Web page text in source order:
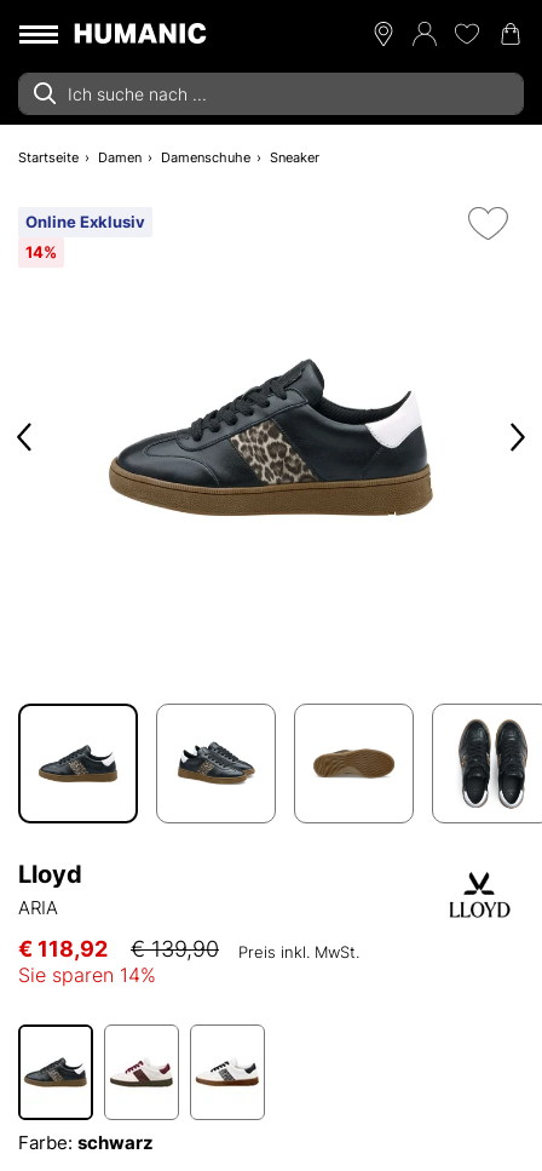
Startseite Damen Damenschuhe Sneaker
Online Exklusiv
14%
Lloyd
ARIA
€ 118,92 € 139,90 Preis inkl. MwSt.
Sie sparen 14%
Farbe: schwarz